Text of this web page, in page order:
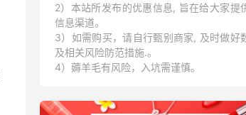
2）本站所发布的优惠信息, 旨在给大家提
信息渠道。
3）如需购买，请自行甄别商家, 及时做好
及相关风险防范措施.。
4）薅羊毛有风险，入坑需谨慎。